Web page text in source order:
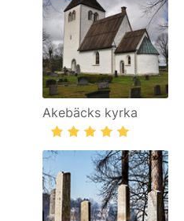
Akebäcks kyrka